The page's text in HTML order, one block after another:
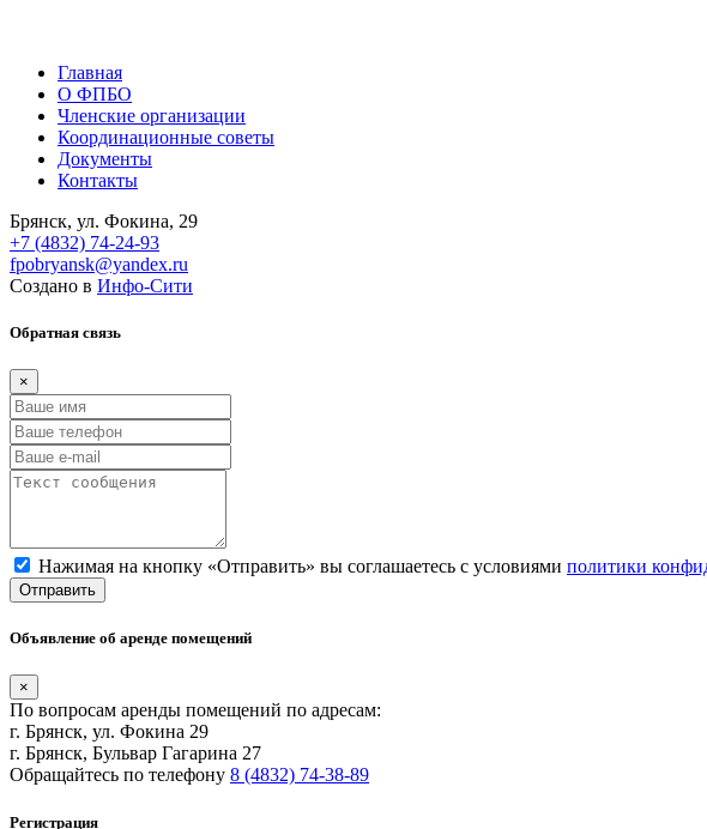
Главная
О ФПБО
Членские организации
Координационные советы
Документы
Контакты
Брянск, ул. Фокина, 29
+7 (4832) 74-24-93
fpobryansk@yandex.ru
Создано в Инфо-Сити
Обратная связь
×
Нажимая на кнопку «Отправить» вы соглашаетесь с условиями политики
Отправить
Объявление об аренде помещений
×
По вопросам аренды помещений по адресам:
г. Брянск, ул. Фокина 29
г. Брянск, Бульвар Гагарина 27
Обращайтесь по телефону 8 (4832) 74-38-89
Регистрация